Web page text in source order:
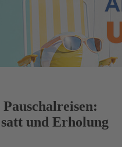
und Erholung